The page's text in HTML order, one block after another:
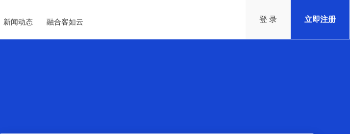
新闻动态 融合客如云 登 录 立即注册